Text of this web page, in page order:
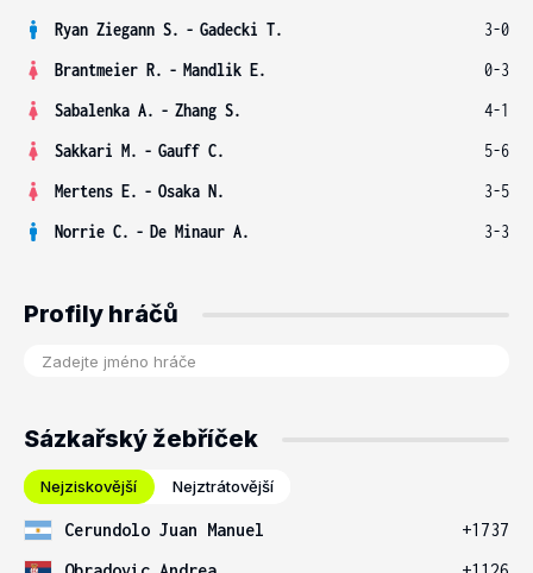
Ryan Ziegann S. - Gadecki T.
3-0
Brantmeier R. - Mandlik E.
0-3
Sabalenka A. - Zhang S.
4-1
Sakkari M. - Gauff C.
5-6
Mertens E. - Osaka N.
3-5
Norrie C. - De Minaur A. 3-3
Profily hráčů
Sázkařský žebříček
Nejziskovější Nejztrátovější
Cerundolo Juan Manuel
+1737